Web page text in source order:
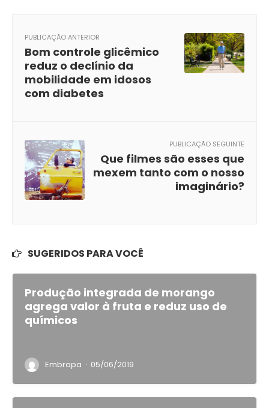
PUBLICAÇÃO ANTERIOR
Bom controle glicêmico
reduz o declínio da
mobilidade em idosos
com diabetes
PUBLICAÇÃO SEGUINTE
Que filmes são esses que
mexem tanto com o nosso
imaginário?
SUGERIDOS PARA VOCÊ
Produção integrada de morango
agrega valor à fruta e reduz uso de
químicos
Embrapa · 05/06/2019